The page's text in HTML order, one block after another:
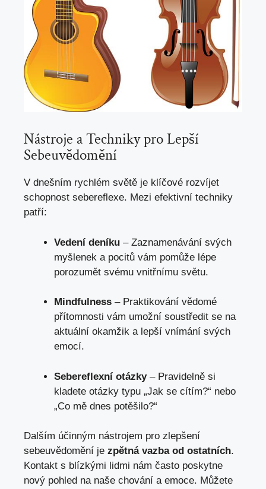
Nástroje a Techniky pro Lepší
Sebeuvědomění
V dnešním rychlém světě je klíčové rozvíjet
schopnost sebereflexe. Mezi efektivní techniky
patří:
Vedení deníku – Zaznamenávání svých
myšlenek a pocitů vám pomůže lépe
porozumět svému vnitřnímu světu.
Mindfulness – Praktikování vědomé
přítomnosti vám umožní soustředit se na
aktuální okamžik a lepší vnímání svých
emocí.
Sebereflexní otázky– Pravidelně si
kladete otázky typu „Jak se cítím?“ nebo
„Co mě dnes potěšilo?“
Dalším účinným nástrojem pro zlepšení
sebeuvědomění je zpětná vazba od ostatních.
Kontakt s blízkými lidmi nám často poskytne
nový pohled na naše chování a emoce. Můžete